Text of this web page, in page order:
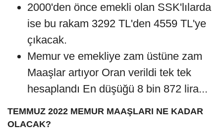
2000'den önce emekli olan SSK'lılarda
ise bu rakam 3292 TL'den 4559 TL'ye
çıkacak.
Memur ve emekliye zam üstüne zam
Maaşlar artıyor Oran verildi tek tek
hesaplandı En düşüğü 8 bin 872 lira...
TEMMUZ 2022 MEMUR MAAŞLARI NE KADAR
OLACAK?